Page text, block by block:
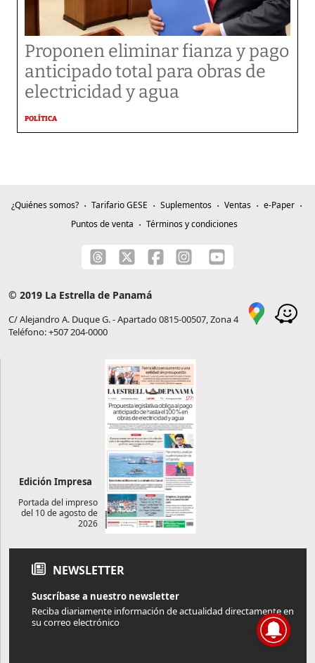
Proponen eliminar fianza y pago
anticipado total para obras de
electricidad y agua
POLÍTICA
¿Quiénes somos? Tarifario GESE Suplementos Ventas
e-Paper
Puntos de venta
Términos y condiciones
© 2019 La Estrella de Panamá
C/ Alejandro A. Duque G. - Apartado 0815-00507, Zona 4
Teléfono: +507 204-0000
Edición Impresa
Portada del impreso
del 10 de agosto de
2026
NEWSLETTER
Suscríbase a nuestro newsletter
Reciba diariamente información de actualidad directamente en
su correo electrónico